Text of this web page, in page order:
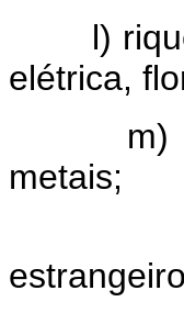
l)
elétrica,
m)
metais;